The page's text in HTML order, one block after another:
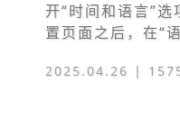
开“时间和语言”
置页面之后，在“
2025.04.26 |